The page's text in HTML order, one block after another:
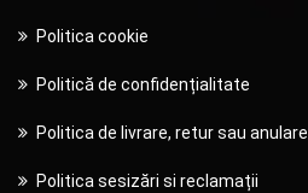
Politica cookie
Politică de confidențialitate
Politica de livrare, retur sau anulare
Politica sesizări si reclamații